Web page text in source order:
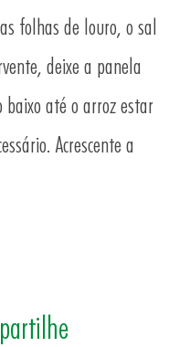
folhas de louro, o sal
deixe a panela
até o arroz estar
Acrescente a